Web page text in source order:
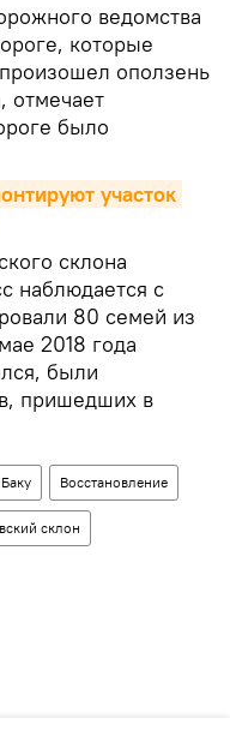
ведомства
которые
оползень
отмечает
было
участок
склона
наблюдается с
80 семей из
2018 года
были
пришедших в
Баку Восстановление
склон